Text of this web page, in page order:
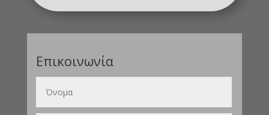
Επικοινωνία